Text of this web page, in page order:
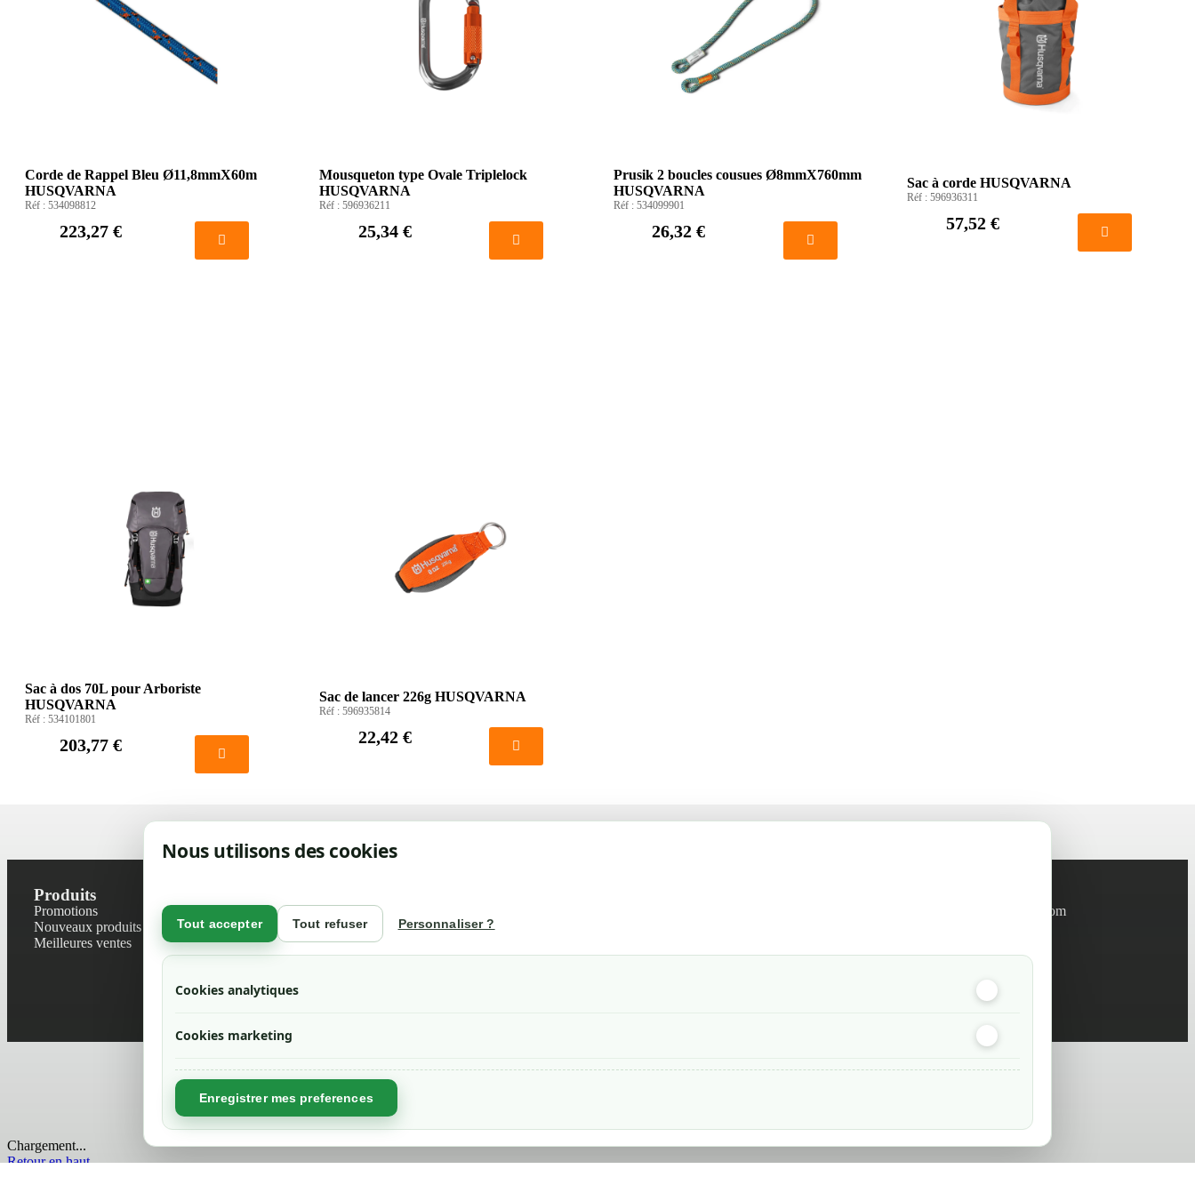
Nous utilisons des cookies
Tout accepter Tout refuser Personnaliser ?
Cookies analytiques
Cookies marketing
Enregistrer mes preferences
Corde de Rappel Bleu Ø11,8mmX60m
HUSQVARNA
Réf : 534098812
223,27 €
Mousqueton type Ovale Triplelock
HUSQVARNA
Réf : 596936211
25,34 €
Prusik 2 boucles cousues Ø8mmX760mm
HUSQVARNA
Réf : 534099901
26,32 €
Sac à corde HUSQVARNA
Réf :596936311
57,52 €
Sac à dos 70L pour Arboriste
HUSQVARNA
Réf : 534101801
203,77 €
Sac de lancer 226g HUSQVARNA
Réf : 596935814
22,42 €
Produits
Promotions
Nouveaux produits
Meilleures ventes
Contactez-nous
Plan du site
Magasin
Mentions légales
info@green-tech-shop.com
Chargement...
Retour en haut